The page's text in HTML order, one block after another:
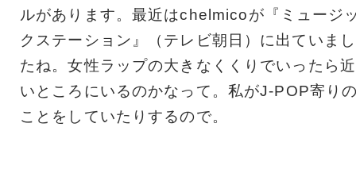
ルがあります。最近はchelmicoが『ミュージ
クステーション』（テレビ朝日）に出ていまし
たね。女性ラップの大きなくくりでいったら近
いところにいるのかなって。私がJ-POP寄り
ことをしていたりするので。